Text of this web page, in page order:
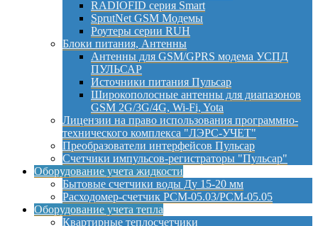
RADIOFID серия Smart
SprutNet GSM Модемы
Роутеры серии RUH
Блоки питания, Антенны
Антенны для GSM/GPRS модема УСПД
ПУЛЬСАР
Источники питания Пульсар
Широкополосные антенны для диапазонов
GSM 2G/3G/4G, Wi-Fi, Yota
Лицензии на право использования программно-
технического комплекса "ЛЭРС-УЧЕТ"
Преобразователи интерфейсов Пульсар
Счетчики импульсов-регистраторы "Пульсар"
Оборудование учета жидкости
Бытовые счетчики воды Ду 15-20 мм
Расходомер-счетчик РСМ-05.03/РСМ-05.05
Оборудование учета тепла
Квартирные теплосчетчики